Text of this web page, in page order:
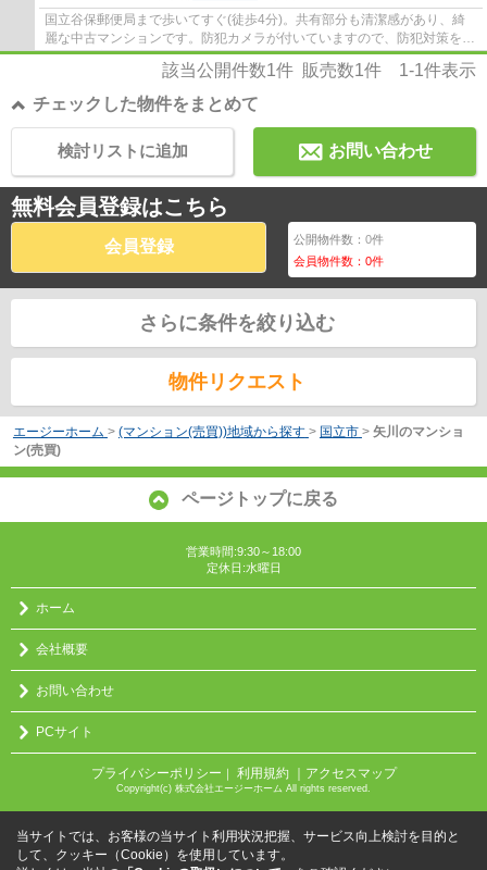
国立谷保郵便局まで歩いてすぐ(徒歩4分)。共有部分も清潔感があり、綺
麗な中古マンションです。防犯カメラが付いていますので、防犯対策を気
にされる方でも安心です。ご家族で有意義に...
該当公開件数1件 販売数1件 1-1件表示
チェックした物件をまとめて
お問い合わせ
検討リストに追加
無料会員登録はこちら
会員登録 公開物件数：0件
会員物件数：0件
さらに条件を絞り込む
物件リクエスト
エージーホーム > (マンション(売買))地域から探す > 国立市 > 矢川のマンショ
ン(売買)
ページトップに戻る
営業時間:9:30～18:00
定休日:水曜日
ホーム
会社概要
お問い合わせ
PCサイト
プライバシーポリシー ｜ 利用規約 ｜アクセスマップ
Copyright(c) 株式会社エージーホーム All rights reserved.
当サイトでは、お客様の当サイト利用状況把握、サービス向上検討を目的と
して、クッキー（Cookie）を使用しています。